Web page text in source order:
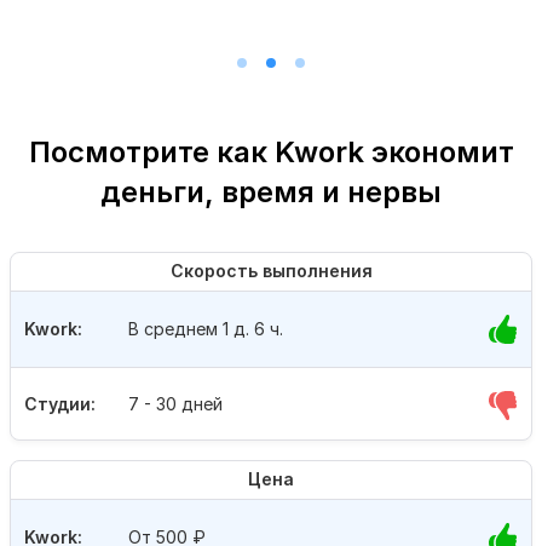
Посмотрите как Kwork экономит
деньги, время и нервы
Скорость выполнения
Студии: 7 - 30 дней
Kwork: В среднем 1 д. 6 ч.
Цена
Kwork: От 500 ₽